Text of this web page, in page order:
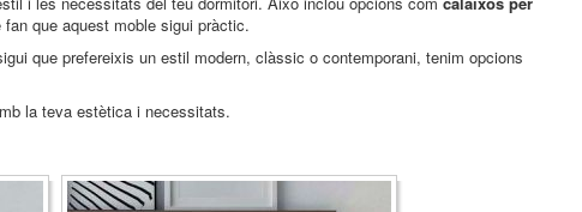
que aquest moble sigui pràctic.
que prefereixis un estil modern, clàssic o contemporani, tenim opcions
la teva estètica i necessitats.